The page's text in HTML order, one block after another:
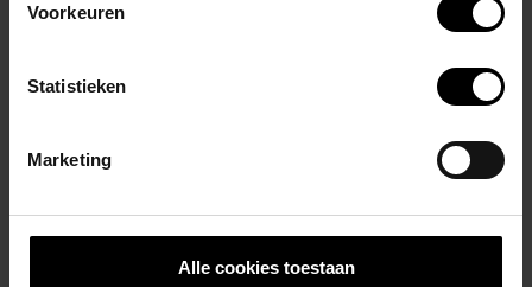
Voorkeuren
Statistieken
Marketing
Alle cookies toestaan
Open achterkant met comfortabele beenbanden
Elastiek: 60% polyamide, 25% polyester, 15% elastaan
krachtige uitstralingwillen combineren.